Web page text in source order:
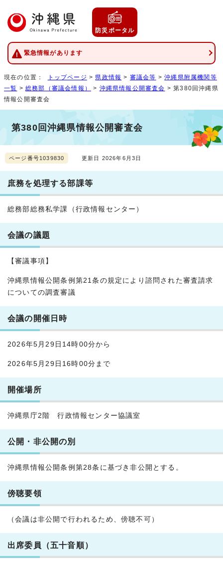
防災ポータル
緊急情報があります
現在の位置： トップページ > 県政情報 > 審議会等 >沖縄県附属機関等
一覧 >総務部（審議会情報） > 沖縄県情報公開審査会 > 第380回沖縄県
情報公開審査会
第380回沖縄県情報公開審査会
ページ番号1039830 更新日 2026年6月3日
庶務を処理する部課等
総務部総務私学課（行政情報センター）
会議の議題
【審議事項】
沖縄県情報公開条例第21条の規定により諮問された審査請求
についての調査審議
会議の開催日時
2026年5月29日14時00分から
2026年5月29日16時00分まで
開催場所
沖縄県庁2階 行政情報センター協議室
公開・非公開の別
沖縄県情報公開条例第28条に基づき非公開とする。
傍聴要領
（会議は非公開で行われるため、傍聴不可）
出席委員（五十音順）